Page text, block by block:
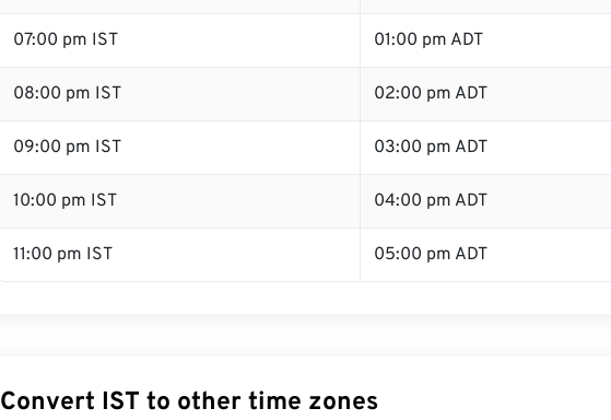
07:00 pm IST 01:00 pm ADT
08:00 pm IST 02:00 pm ADT
09:00 pm IST 03:00 pm ADT
10:00 pm IST 04:00 pm ADT
11:00 pm IST 05:00 pm ADT
Convert IST to other time zones